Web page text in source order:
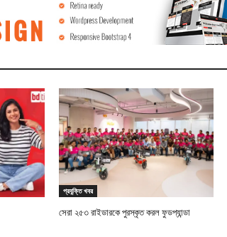
প্রযুক্তি খবর
সেরা ২৫৩ রাইডারকে পুরস্কৃত করল ফুডপ্যান্ডা